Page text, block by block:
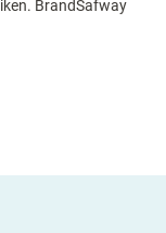
BrandSafway